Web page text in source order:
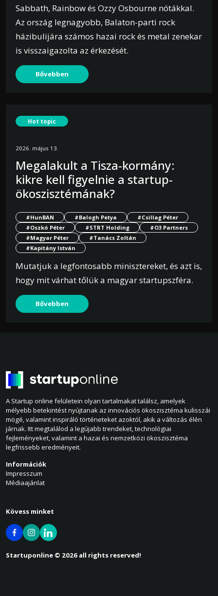
Sabbath, Rainbow és Ozzy Osbourne nótákkal.
Az ország legnagyobb, Balaton-parti rock
házibulijára számos hazai rock és metal zenekar
is visszaigazolta az érkezését.
Bővebben
Hot topic
2026. május 13.
Megalakult a Tisza-kormány:
kikre kell figyelnie a startup-
ökoszisztémának?
#HunBAN #Balogh Petya
#Csillag Péter
#Oszkó Péter
#STRT Holding
#O3 Partners
#Magyar Péter
#Tanács Zoltán
#Kapitány István
Mutatjuk a legfontosabb minisztereket, és azt is,
hogy mit várhat tőlük a magyar startupszféra.
Bővebben
A Startup online felületein olyan tartalmakat találsz, amelyek
mélyebb betekintést nyújtanak az innovációs ökoszisztéma kulisszái
mögé, valamint inspiráló történeteket azoktól, akik a változás élén
járnak. Itt megtalálod a legújabb trendeket, technológiai
fejleményeket, valamint a hazai és nemzetközi ökoszisztéma
legfrissebb eredményeit.
Információk
Impresszum
Médiaajánlat
Kövess minket
Startuponline © 2026 all rights reserved!